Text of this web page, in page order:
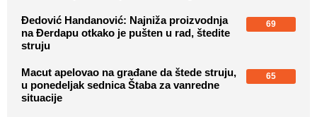
Đedović Handanović: Najniža proizvodnja
na Đerdapu otkako je pušten u rad, štedite
struju
69
Macut apelovao na građane da štede struju,
u ponedeljak sednica Štaba za vanredne
situacije
65